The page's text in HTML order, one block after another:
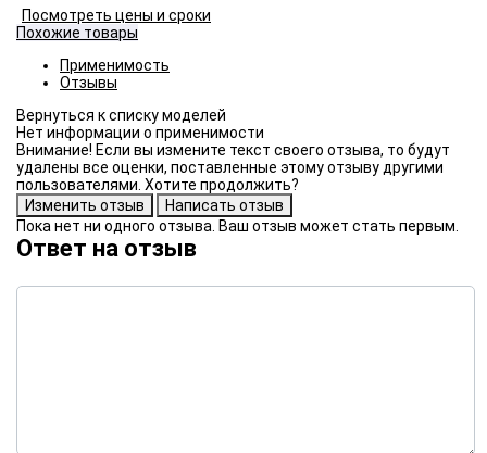
Посмотреть цены и сроки
Похожие товары
Применимость
Отзывы
Нет информации о применимости
Внимание! Если вы измените текст своего отзыва, то будут
удалены все оценки, поставленные этому отзыву другими
пользователями. Хотите продолжить?
Пока нет ни одного отзыва. Ваш отзыв может стать первым.
Ответ на отзыв